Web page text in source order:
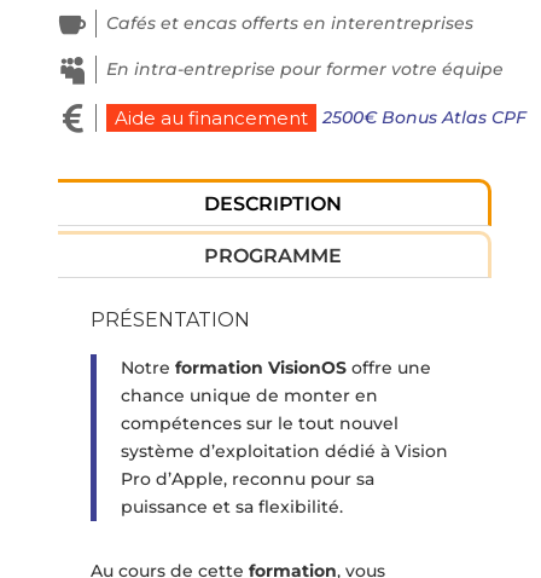
 Cafés et encas offerts en interentreprises
 En intra-entreprise pour former votre équipe
 Aide au financement 2500€ Bonus Atlas CPF
DESCRIPTION
PROGRAMME
PRÉSENTATION
Notre formation VisionOSoffre une
chance unique de monter en
compétences sur le tout nouvel
système d’exploitation dédié à Vision
Pro d’Apple, reconnu pour sa
puissance et sa flexibilité.
Au cours de cette formation, vous